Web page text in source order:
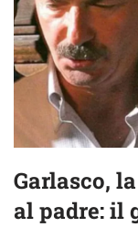
Garlasco,
al padre: il